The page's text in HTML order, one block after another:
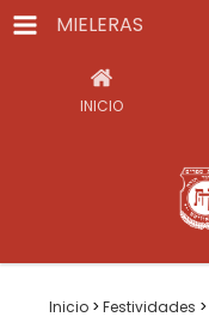
MIELERAS
INICIO
Inicio > Festividades >